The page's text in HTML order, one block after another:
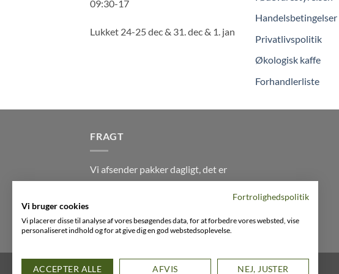
09:30-17
Lukket 24-25 dec & 31. dec & 1. jan
Handelsbetingelser
Privatlivspolitik
Økologisk kaffe
Forhandlerliste
FRAGT
Vi afsender pakker dagligt, det er
din garanti for stabil levering
Husk der er fri levering på alle
ordre over DKK395
FACEBOOK INSTAGRAM
Fortrolighedspolitik
Vi bruger cookies
Vi placerer disse til analyse af vores besøgendes data, for at forbedre vores websted, vise
personaliseret indhold og for at give dig en god webstedsoplevelse.
ACCEPTER ALLE AFVIS NEJ, JUSTER